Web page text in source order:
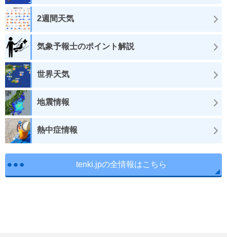
2週間天気
気象予報士のポイント解説
世界天気
地震情報
熱中症情報
tenki.jpの全情報はこちら